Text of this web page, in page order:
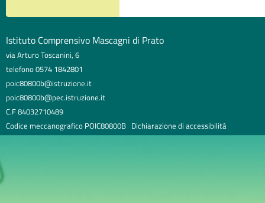
Istituto Comprensivo Mascagni di Prato
via Arturo Toscanini, 6
telefono 0574 1842801
poic80800b@istruzione.it
poic80800b@pec.istruzione.it
C.F 84032710489
Codice meccanografico POIC80800B Dichiarazione di accessibilità